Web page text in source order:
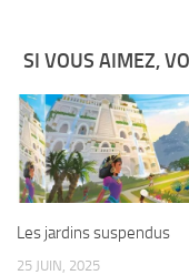
SI VOUS AIMEZ,
Les jardins suspendus
25 JUIN, 2025